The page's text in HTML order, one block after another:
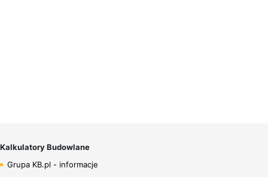
Kalkulatory Budowlane
Grupa KB.pl - informacje